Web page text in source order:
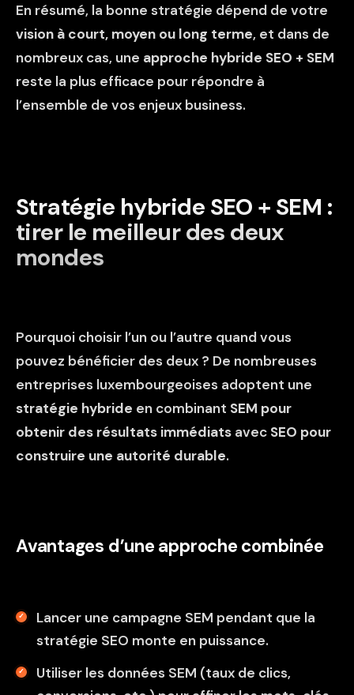
En résumé, la bonne stratégie dépend de votre
vision à court, moyen ou long terme, et dans de
nombreux cas, une approche hybride SEO + SEM
reste la plus efficace pour répondre à
l’ensemble de vos enjeux business.
Stratégie hybride SEO + SEM :
tirer le meilleur des deux
mondes
Pourquoi choisir l’un ou l’autre quand vous
pouvez bénéficier des deux ? De nombreuses
entreprises luxembourgeoises adoptent une
stratégie hybride en combinant SEM pour
obtenir des résultats immédiats avec SEO pour
construire une autorité durable.
Avantages d’une approche combinée
Lancer une campagne SEM pendant que la
stratégie SEO monte en puissance.
Utiliser les données SEM (taux de clics,